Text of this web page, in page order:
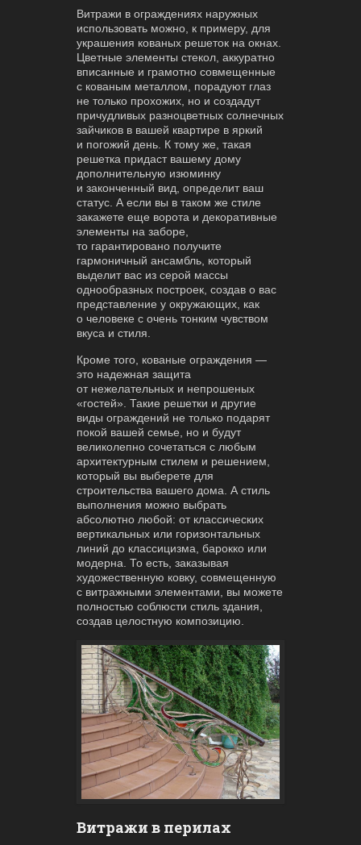
Витражи в ограждениях наружных
использовать можно, к примеру, для
украшения кованых решеток на окнах.
Цветные элементы стекол, аккуратно
вписанные и грамотно совмещенные
с кованым металлом, порадуют глаз
не только прохожих, но и создадут
причудливых разноцветных солнечных
зайчиков в вашей квартире в яркий
и погожий день. К тому же, такая
решетка придаст вашему дому
дополнительную изюминку
и законченный вид, определит ваш
статус. А если вы в таком же стиле
закажете еще ворота и декоративные
элементы на заборе,
то гарантировано получите
гармоничный ансамбль, который
выделит вас из серой массы
однообразных построек, создав о вас
представление у окружающих, как
о человеке с очень тонким чувством
вкуса и стиля.
Кроме того, кованые ограждения —
это надежная защита
от нежелательных и непрошеных
«гостей». Такие решетки и другие
виды ограждений не только подарят
покой вашей семье, но и будут
великолепно сочетаться с любым
архитектурным стилем и решением,
который вы выберете для
строительства вашего дома. А стиль
выполнения можно выбрать
абсолютно любой: от классических
вертикальных или горизонтальных
линий до классицизма, барокко или
модерна. То есть, заказывая
художественную ковку, совмещенную
с витражными элементами, вы можете
полностью соблюсти стиль здания,
создав целостную композицию.
Витражи в перилах